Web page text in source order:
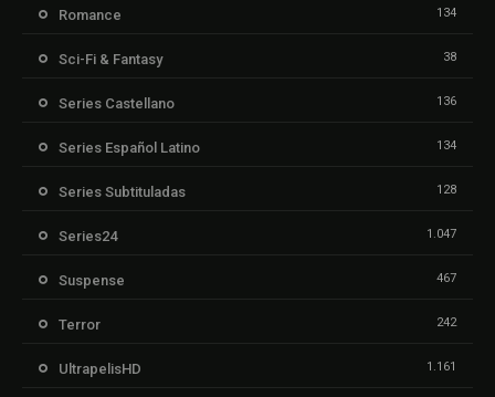
Romance 134
Sci-Fi & Fantasy 38
Series Castellano 136
Series Español Latino 134
Series Subtituladas 128
Series24 1.047
Suspense 467
Terror 242
UltrapelisHD 1.161